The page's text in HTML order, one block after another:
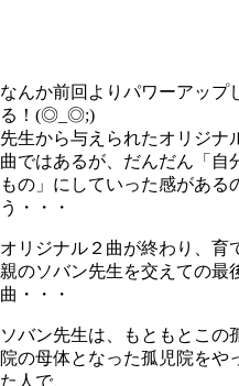
なんか前回よりパワーアップ
る！(◎_◎;)
先生から与えられたオリジナ
曲ではあるが、だんだん「自
もの」にしていった感がある
う・・・
オリジナル２曲が終わり、育
親のソバン先生を交えての最
曲・・・
ソバン先生は、もともとこの
院の母体となった孤児院をや
た人で、